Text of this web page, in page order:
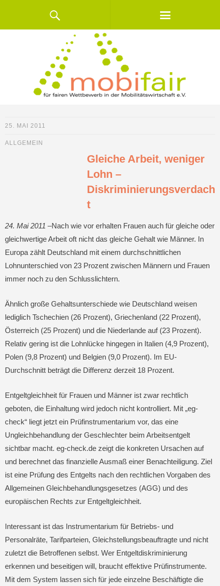
25. MAI 2011
ALLGEMEIN
Gleiche Arbeit, weniger
Lohn –
Diskriminierungsverdach
t
24. Mai 2011 –Nach wie vor erhalten Frauen auch für gleiche oder
gleichwertige Arbeit oft nicht das gleiche Gehalt wie Männer. In
Europa zählt Deutschland mit einem durchschnittlichen
Lohnunterschied von 23 Prozent zwischen Männern und Frauen
immer noch zu den Schlusslichtern.
Ähnlich große Gehaltsunterschiede wie Deutschland weisen
lediglich Tschechien (26 Prozent), Griechenland (22 Prozent),
Österreich (25 Prozent) und die Niederlande auf (23 Prozent).
Relativ gering ist die Lohnlücke hingegen in Italien (4,9 Prozent),
Polen (9,8 Prozent) und Belgien (9,0 Prozent). Im EU-
Durchschnitt beträgt die Differenz derzeit 18 Prozent.
Entgeltgleichheit für Frauen und Männer ist zwar rechtlich
geboten, die Einhaltung wird jedoch nicht kontrolliert. Mit „eg-
check“ liegt jetzt ein Prüfinstrumentarium vor, das eine
Ungleichbehandlung der Geschlechter beim Arbeitsentgelt
sichtbar macht. eg-check.de zeigt die konkreten Ursachen auf
und berechnet das finanzielle Ausmaß einer Benachteiligung. Ziel
ist eine Prüfung des Entgelts nach den rechtlichen Vorgaben des
Allgemeinen Gleichbehandlungsgesetzes (AGG) und des
europäischen Rechts zur Entgeltgleichheit.
Interessant ist das Instrumentarium für Betriebs- und
Personalräte, Tarifparteien, Gleichstellungsbeauftragte und nicht
zuletzt die Betroffenen selbst. Wer Entgeltdiskriminierung
erkennen und beseitigen will, braucht effektive Prüfinstrumente.
Mit dem System lassen sich für jede einzelne Beschäftigte die